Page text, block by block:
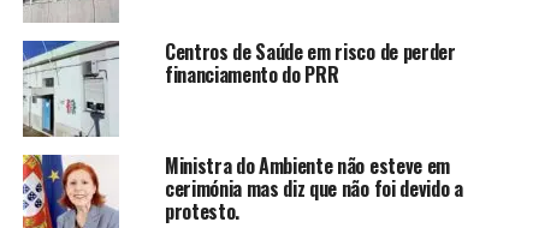
Centros de Saúde em risco de perder
financiamento do PRR
Ministra do Ambiente não esteve em
cerimónia mas diz que não foi devido a
protesto.